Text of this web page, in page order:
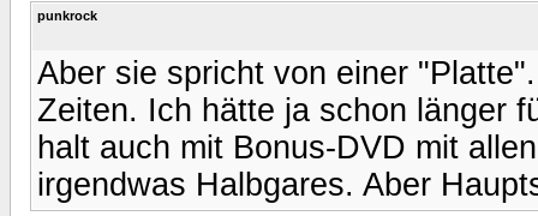
punkrock
Aber sie spricht von einer
Zeiten. Ich hätte ja schon länger
halt auch mit Bonus-DVD mit
irgendwas Halbgares. Aber